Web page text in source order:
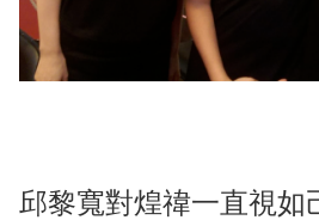
邱黎寬對煌禕一直視如